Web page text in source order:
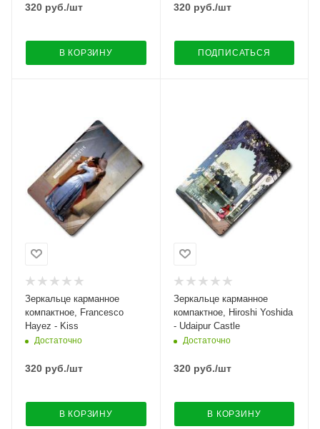
320 руб./шт
В КОРЗИНУ
320руб./шт
ПОДПИСАТЬСЯ
Зеркальце карманное
компактное, Francesco
Hayez - Kiss
Достаточно
320 руб./шт
В КОРЗИНУ
Зеркальце карманное
компактное, Hiroshi Yoshida
- Udaipur Castle
Достаточно
320руб./шт
В КОРЗИНУ